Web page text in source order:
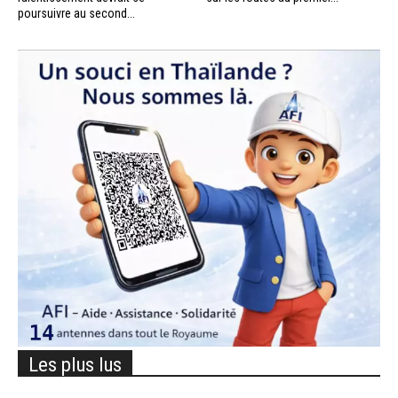
poursuivre au second...
Les plus lus